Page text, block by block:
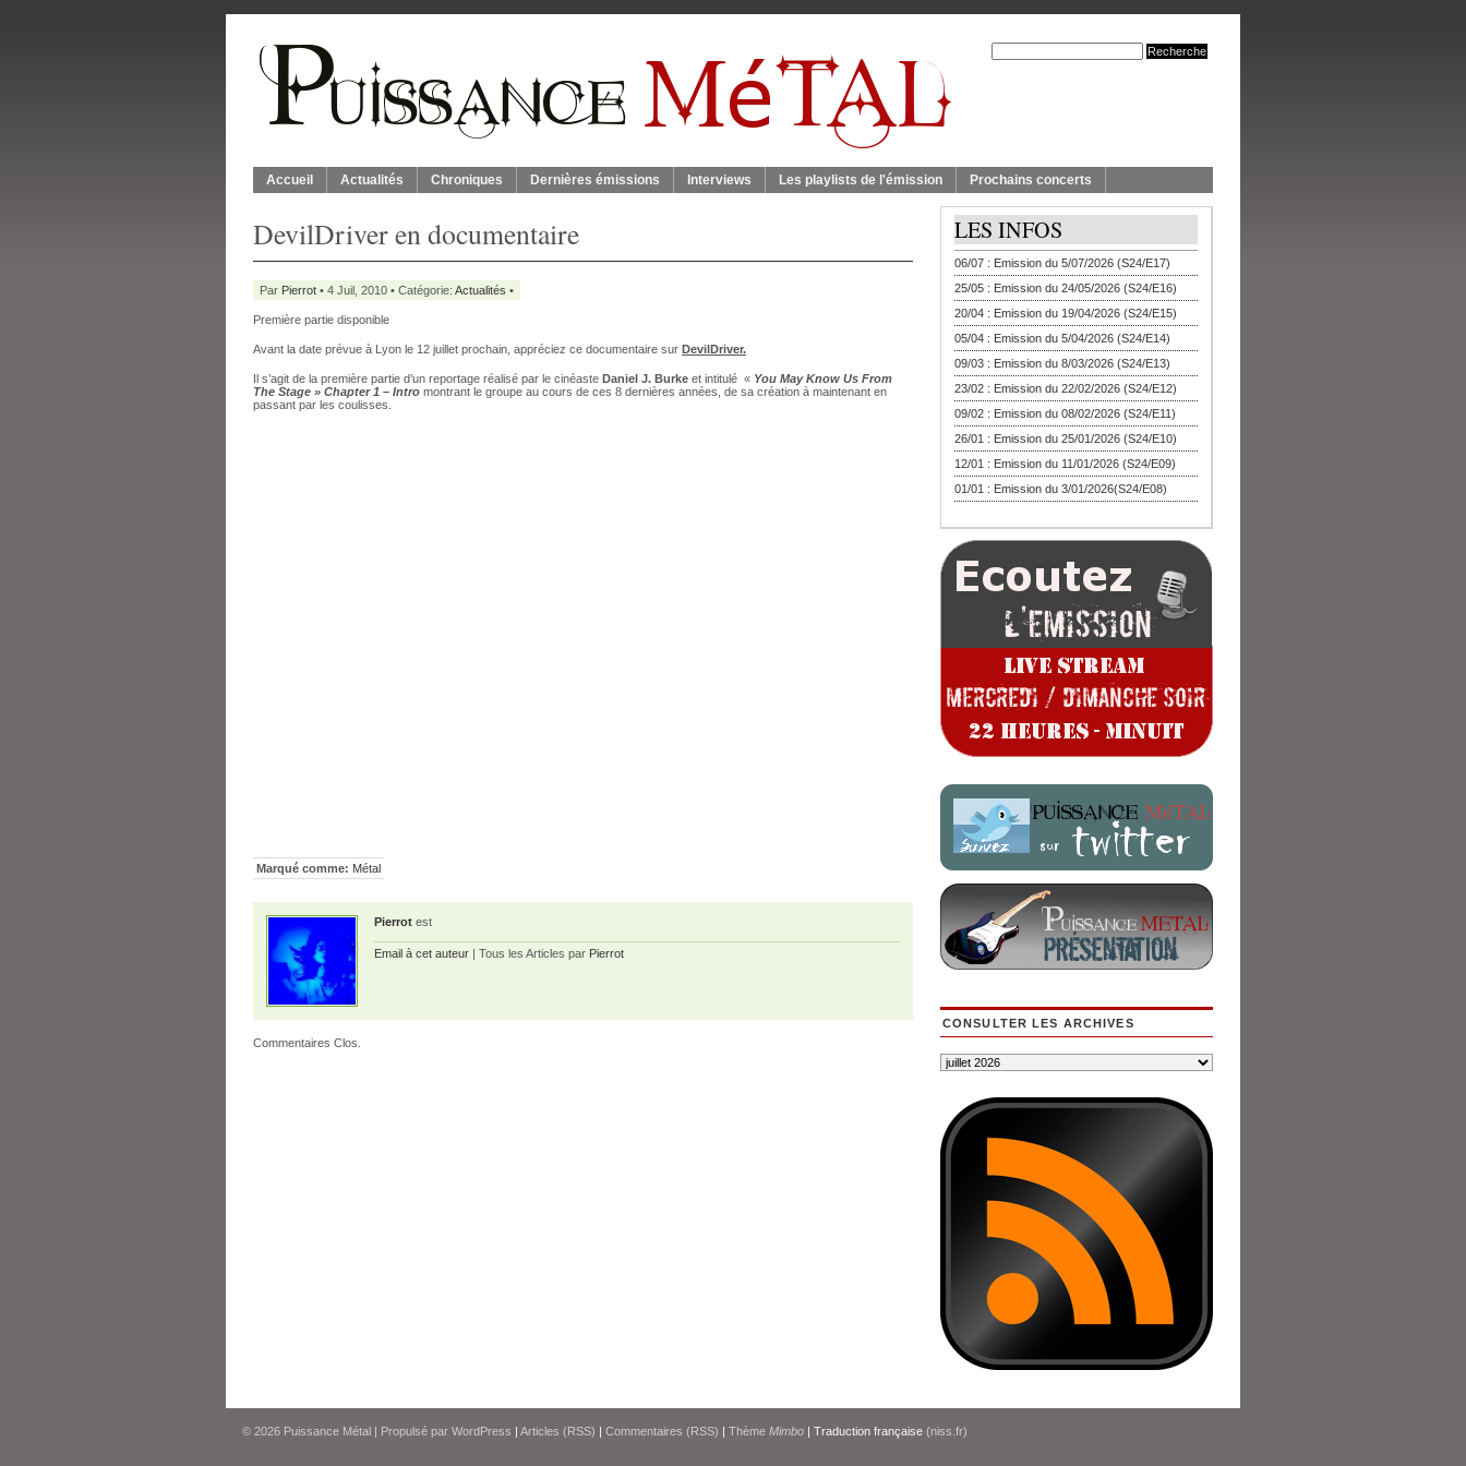
Accueil Actualités Chroniques Dernières émissions Interviews Les playlists de l'émission Prochains concerts
DevilDriver en documentaire
Par Pierrot • 4 Juil, 2010 • Catégorie: Actualités •
Première partie disponible
Avant la date prévue à Lyon le 12 juillet prochain, appréciez ce documentaire sur DevilDriver.
Il s’agit de la première partie d’un reportage réalisé par le cinéaste Daniel J. Burke et intitulé « You May Know Us From
The Stage » Chapter 1 – Intro montrant le groupe au cours de ces 8 dernières années, de sa création à maintenant en
passant par les coulisses.
Marqué comme: Métal
Pierrot est
Email à cet auteur | Tous les Articles par Pierrot
Commentaires Clos.
LES INFOS
06/07 : Emission du 5/07/2026 (S24/E17)
25/05 : Emission du 24/05/2026 (S24/E16)
20/04 : Emission du 19/04/2026 (S24/E15)
05/04 : Emission du 5/04/2026 (S24/E14)
09/03 : Emission du 8/03/2026 (S24/E13)
23/02 : Emission du 22/02/2026 (S24/E12)
09/02 : Emission du 08/02/2026 (S24/E11)
26/01 : Emission du 25/01/2026 (S24/E10)
12/01 : Emission du 11/01/2026 (S24/E09)
01/01 : Emission du 3/01/2026(S24/E08)
CONSULTER LES ARCHIVES
© 2026 Puissance Métal | Propulsé par WordPress | Articles (RSS) | Commentaires (RSS) | Thème Mimbo | Traduction française (niss.fr)